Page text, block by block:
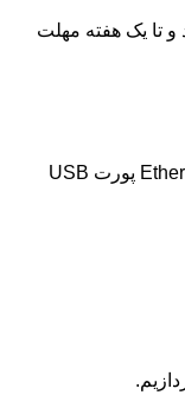
و تا یک هفته مهلت
نوع پورت ارتباط به کامپیوتر:پورت Ethernet پورت USB